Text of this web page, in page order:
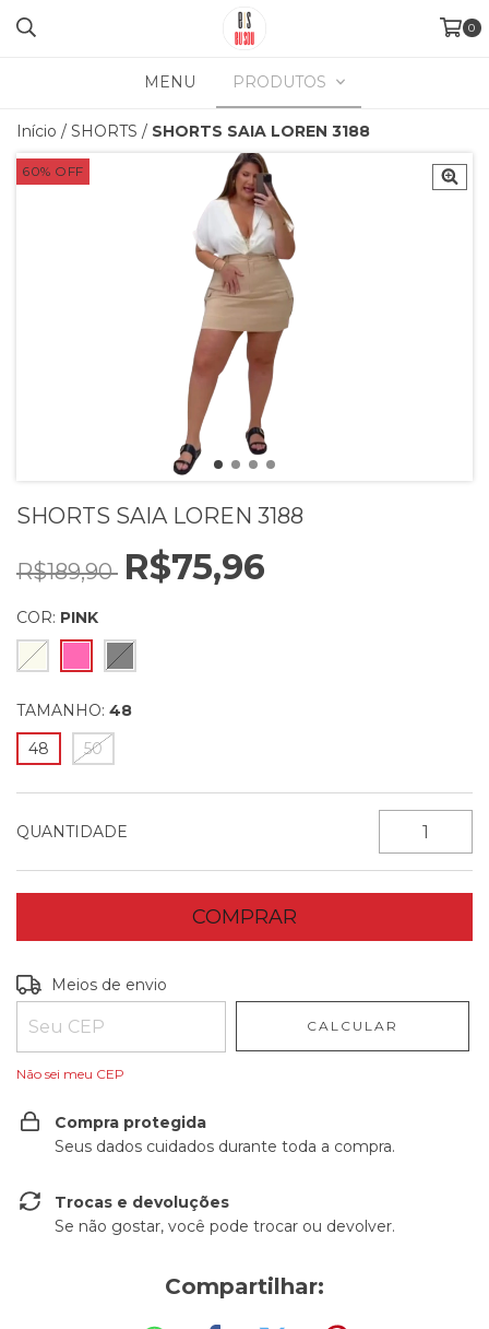
0
MENU PRODUTOS
Início / SHORTS / SHORTS SAIA LOREN 3188
60% OFF
SHORTS SAIA LOREN 3188
R$189,90 R$75,96
COR: PINK
TAMANHO: 48
48
50
QUANTIDADE
Entregas para o CEP:
Meios de envio
CALCULAR
Não sei meu CEP
Compra protegida
Seus dados cuidados durante toda a compra.
Trocas e devoluções
Se não gostar, você pode trocar ou devolver.
Compartilhar: